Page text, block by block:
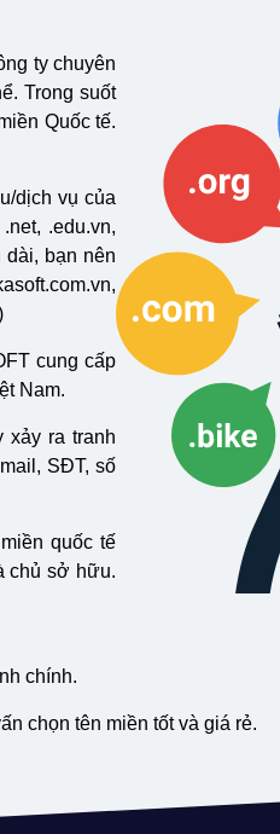
ty chuyên
Trong suốt
Quốc tế.
dịch vụ của
.edu.vn,
bạn nên
cung cấp
Nam.
xảy ra tranh
SĐT, số
quốc tế
chủ sở hữu.
chính.
chọn tên miền tốt và giá rẻ.